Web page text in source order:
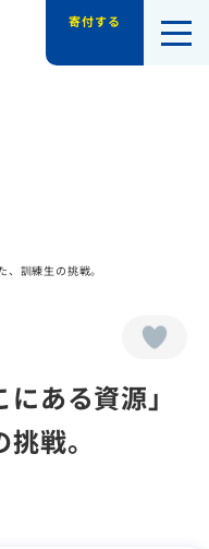
・ルネッサンス（平和
寄付する
、訓練生の挑戦。
ある資源」
戦。